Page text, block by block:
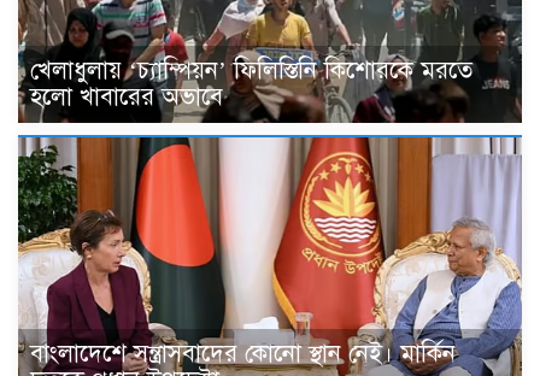
খেলাধুলায় ‘চ্যাম্পিয়ন’ ফিলিস্তিনি কিশোরকে মরতে
হলো খাবারের অভাবে
বাংলাদেশে সন্ত্রাসবাদের কোনো স্থান নেই। মার্কিন